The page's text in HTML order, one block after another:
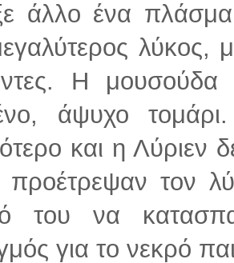
άλλο ένα πλάσμα
λύκος,
Η μουσούδα
άψυχο
και η Λύριεν
τον
του να
για το νεκρό